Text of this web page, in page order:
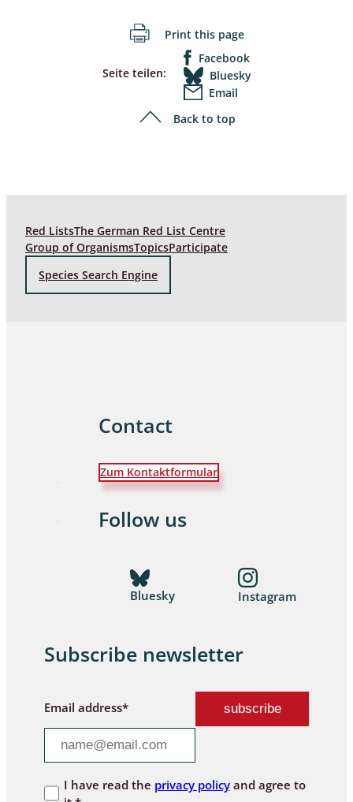
Print this page
Seite teilen:
Facebook
Bluesky
Email
Back to top
Red ListsThe German Red List Centre
Group of OrganismsTopicsParticipate
Species Search Engine
Contact
Zum Kontaktformular
Follow us
Bluesky Instagram
Subscribe newsletter
Email address*
I have read the privacy policyand agree to